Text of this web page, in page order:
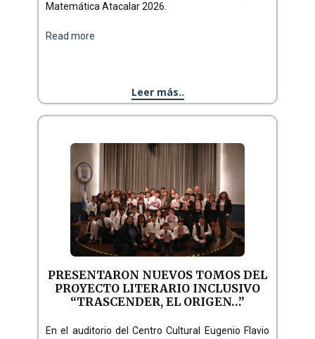
Matemática Atacalar 2026.
Read more
Leer más..
PRESENTARON NUEVOS TOMOS DEL
PROYECTO LITERARIO INCLUSIVO
“TRASCENDER, EL ORIGEN…”
En el auditorio del Centro Cultural Eugenio Flavio